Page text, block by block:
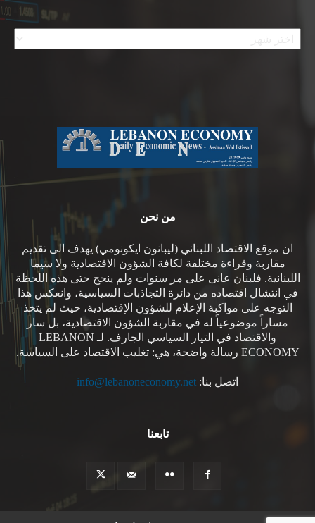
الأرشيف
من نحن
ان موقع الاقتصاد اللبناني (ليبانون ايكونومي) يهدف الى تقديم
مقاربة وقراءة مختلفة لكافة الشؤون الاقتصادية ولا سيما
اللبنانية. فلبنان عانى على مر سنوات ولم ينجح حتى هذه اللحظة
في انتشال اقتصاده من دائرة التجاذبات السياسية، وانعكس هذا
التوجه على مواكبة الإعلام للشؤون الإقتصادية، حيث لم يتخذ
مساراً موضوعياً له في مقاربة الشؤون الاقتصادية، بل سار
والاقتصاد في التيار السياسي الجارف. لـ LEBANON
ECONOMY رسالة واضحة، هي: تغليب الاقتصاد على السياسة.
اتصل بنا: info@lebanoneconomy.net
تابعنا